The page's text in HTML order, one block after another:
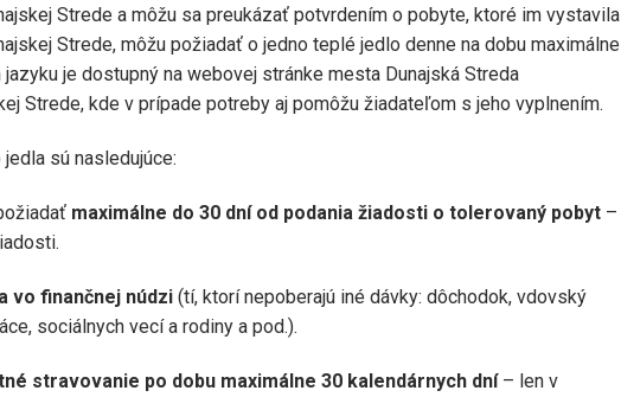
Strede a môžu sa preukázať potvrdením o pobyte, ktoré im vystavila
Strede, môžu požiadať o jedno teplé jedlo denne na dobu maximálne
je dostupný na webovej stránke mesta Dunajská Streda
Strede, kde v prípade potreby aj pomôžu žiadateľom s jeho vyplnením.
sú nasledujúce:
maximálne do 30 dní od podania žiadosti o tolerovaný pobyt–
vo finančnej núdzi(tí, ktorí nepoberajú iné dávky: dôchodok, vdovský
sociálnych vecí a rodiny a pod.).
stravovanie po dobu maximálne 30 kalendárnych dní– len v